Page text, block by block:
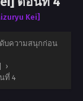
Kei]
ดับความสนุกก่อน
›
ที่ 4